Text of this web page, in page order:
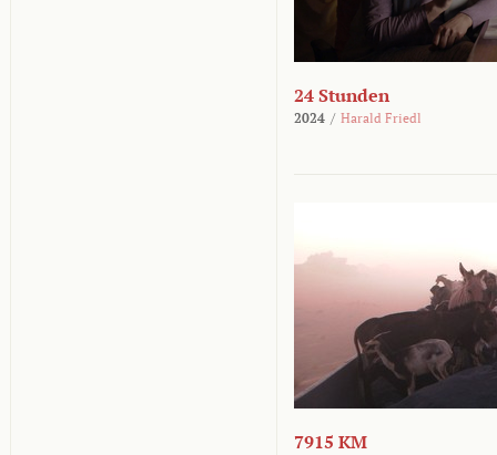
24 Stunden
2024 / Harald Friedl
7915 KM